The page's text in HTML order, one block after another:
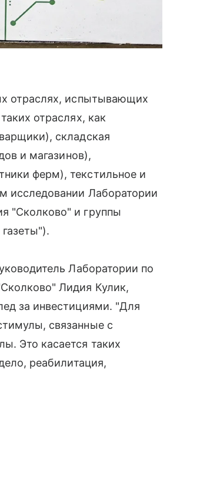
отраслях, испытывающих
отраслях, как
складская
и магазинов),
ферм), текстильное и
исследовании Лаборатории
"Сколково" и группы
Лаборатории по
Лидия Кулик,
за инвестициями. "Для
связанные с
Это касается таких
реабилитация,